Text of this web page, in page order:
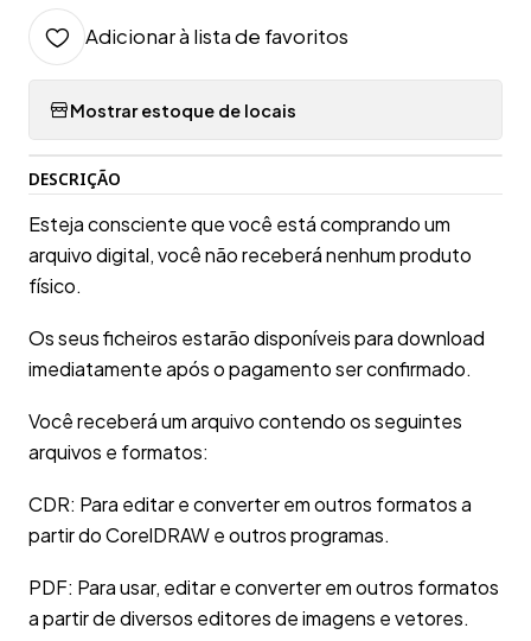
Adicionar à lista de favoritos
Mostrar estoque de locais
DESCRIÇÃO
Esteja consciente que você está comprando um
arquivo digital, você não receberá nenhum produto
físico.
Os seus ficheiros estarão disponíveis para download
imediatamente após o pagamento ser confirmado.
Você receberá um arquivo contendo os seguintes
arquivos e formatos:
CDR: Para editar e converter em outros formatos a
partir do CorelDRAW e outros programas.
PDF: Para usar, editar e converter em outros formatos
a partir de diversos editores de imagens e vetores.